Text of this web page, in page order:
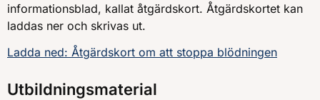
informationsblad, kallat åtgärdskort. Åtgärdskortet kan
laddas ner och skrivas ut.
Ladda ned: Åtgärdskort om att stoppa blödningen
Utbildningsmaterial